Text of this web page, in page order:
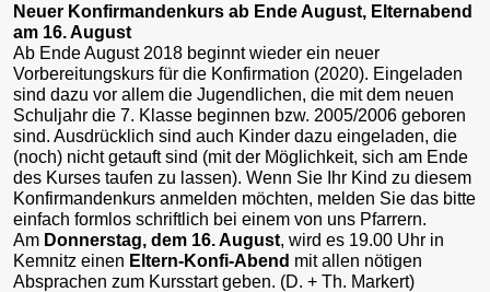
Neuer Konfirmandenkurs ab Ende August, Elternabend
am 16. August
Ab Ende August 2018 beginnt wieder ein neuer
Vorbereitungskurs für die Konfirmation (2020). Eingeladen
sind dazu vor allem die Jugendlichen, die mit dem neuen
Schuljahr die 7. Klasse beginnen bzw. 2005/2006 geboren
sind. Ausdrücklich sind auch Kinder dazu eingeladen, die
(noch) nicht getauft sind (mit der Möglichkeit, sich am Ende
des Kurses taufen zu lassen). Wenn Sie Ihr Kind zu diesem
Konfirmandenkurs anmelden möchten, melden Sie das bitte
einfach formlos schriftlich bei einem von uns Pfarrern.
Am Donnerstag, dem 16. August, wird es 19.00 Uhr in
Kemnitz einen Eltern-Konfi-Abend mit allen nötigen
Absprachen zum Kursstart geben. (D. + Th. Markert)